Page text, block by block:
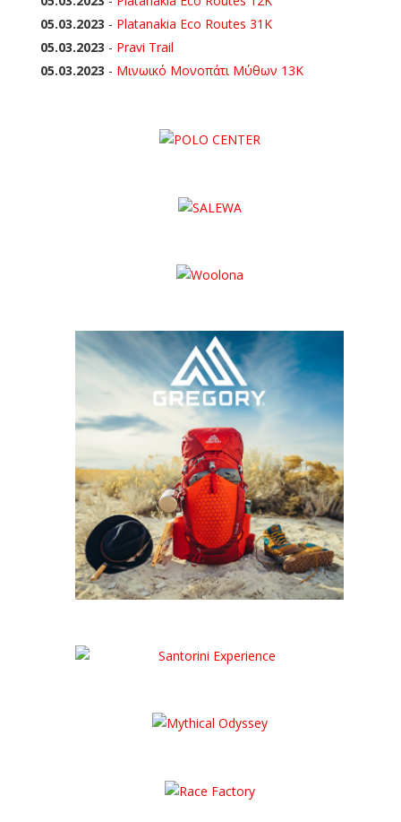
05.03.2023 - Platanakia Eco Routes 31K
05.03.2023 - Pravi Trail
05.03.2023 - Μινωικό Μονοπάτι Μύθων 13Κ